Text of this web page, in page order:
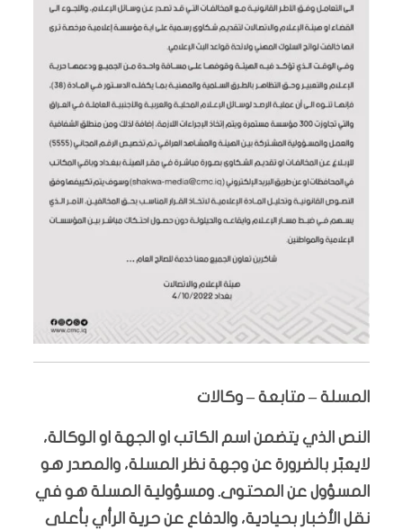
المسلة – متابعة – وكالات
النص الذي يتضمن اسم الكاتب او الجهة او الوكالة،
لايعبّر بالضرورة عن وجهة نظر المسلة، والمصدر هو
المسؤول عن المحتوى. ومسؤولية المسلة هو في
نقل الأخبار بحيادية، والدفاع عن حرية الرأي بأعلى